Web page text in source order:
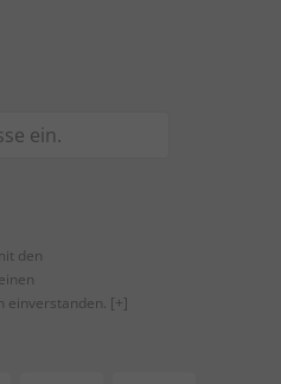
den
einverstanden. [+]